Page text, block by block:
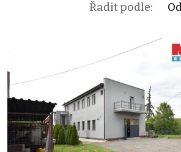
Řadit podle: